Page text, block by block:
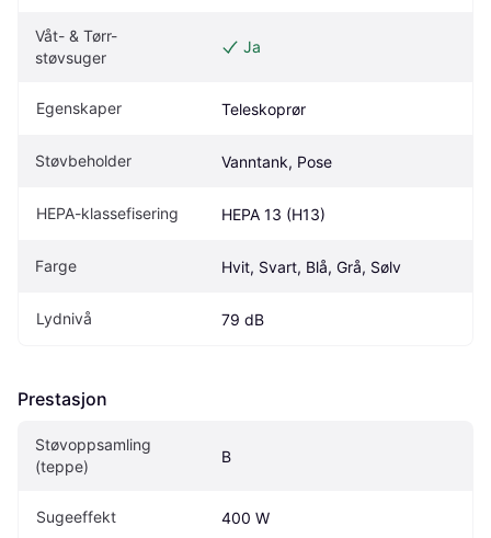
Våt- & Tørr-
støvsuger
Ja
Egenskaper Teleskoprør
Støvbeholder Vanntank, Pose
HEPA-klassefisering HEPA 13 (H13)
Farge Hvit, Svart, Blå, Grå, Sølv
Lydnivå 79 dB
Prestasjon
Støvoppsamling
(teppe)
B
Sugeeffekt 400 W